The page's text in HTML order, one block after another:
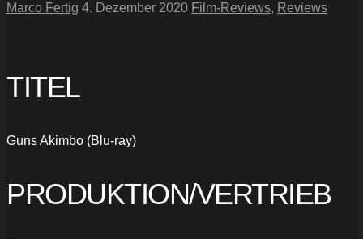
Marco Fertig 4. Dezember 2020 Film-Reviews, Reviews
TITEL
Guns Akimbo (Blu-ray)
PRODUKTION/VERTRIEB